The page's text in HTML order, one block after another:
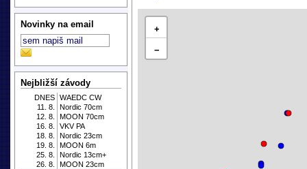
Novinky na email
Nejbližší závody
DNES WAEDC CW
11. 8.
Nordic 70cm
12. 8.
MOON 70cm
16. 8.
VKV PA
18. 8.
Nordic 23cm
19. 8.
MOON 6m
25. 8.
Nordic 13cm+
26. 8.
MOON 23cm
+
−